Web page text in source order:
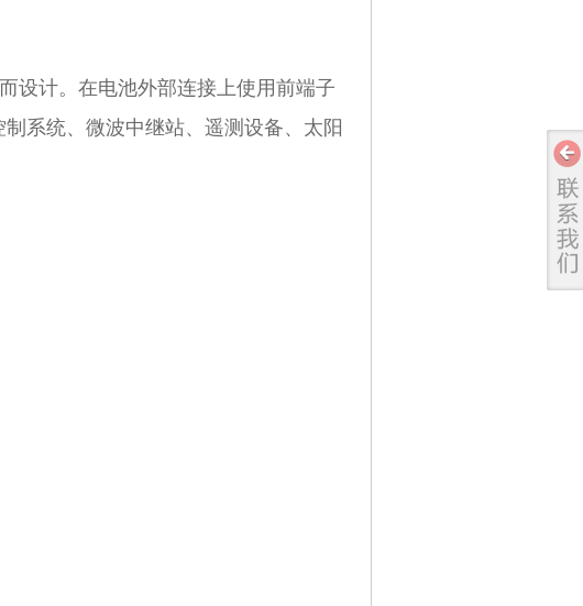
设计。在电池外部连接上使用前端子
系统、微波中继站、遥测设备、太阳